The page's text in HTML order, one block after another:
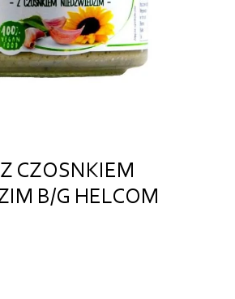
CZOSNKIEM
B/G HELCOM